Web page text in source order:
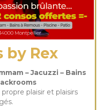
by Rex
– Jacuzzi – Bains
plaisir et plaisirs